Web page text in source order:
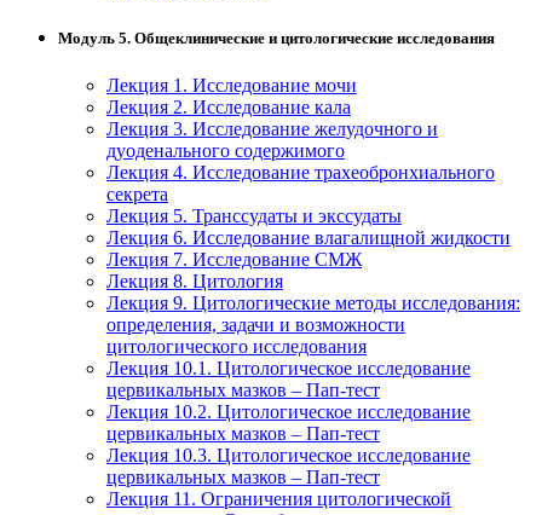
Модуль 5. Общеклинические и цитологические исследования
Лекция 1. Исследование мочи
Лекция 2. Исследование кала
Лекция 3. Исследование желудочного и
дуоденального содержимого
Лекция 4. Исследование трахеобронхиального
секрета
Лекция 5. Транссудаты и экссудаты
Лекция 6. Исследование влагалищной жидкости
Лекция 7. Исследование СМЖ
Лекция 8. Цитология
Лекция 9. Цитологические методы исследования:
определения, задачи и возможности
цитологического исследования
Лекция 10.1. Цитологическое исследование
цервикальных мазков – Пап-тест
Лекция 10.2. Цитологическое исследование
цервикальных мазков – Пап-тест
Лекция 10.3. Цитологическое исследование
цервикальных мазков – Пап-тест
Лекция 11. Ограничения цитологической